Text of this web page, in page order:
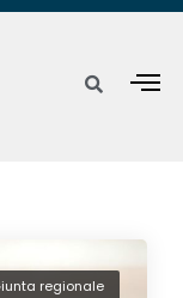
regionale